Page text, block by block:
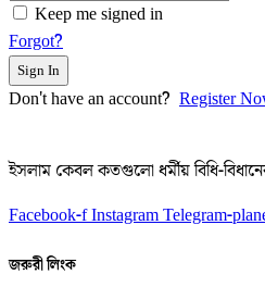
Keep me signed in
Forgot?
Sign In
Don't have an account? Register
ইসলাম কেবল কতগুলো ধর্মীয় বিধি-
Facebook-fInstagramTelegram-
জরুরী লিংক